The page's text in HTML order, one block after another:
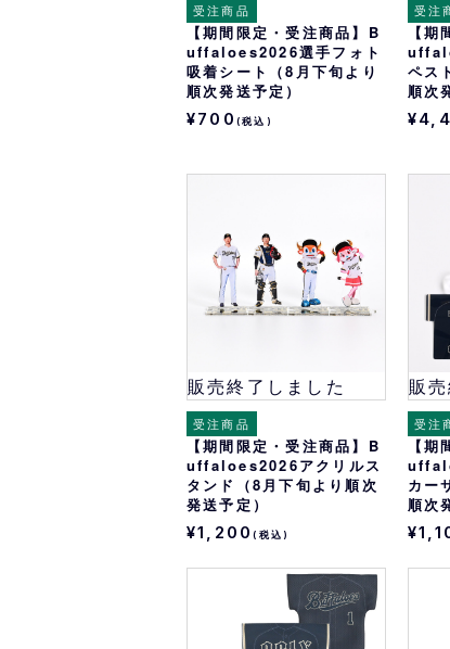
受注商品
【期間限定・受注商品】B
uffaloes2026選手フォト
吸着シート（8月下旬より
順次発送予定）
¥700 (税込)
受注
【
ペス
順次
販売終了しました
受注商品
【期間限定・受注商品】B
uffaloes2026アクリルス
タンド（8月下旬より順次
発送予定）
¥1,200(税込)
販
受注
【
カー
順次